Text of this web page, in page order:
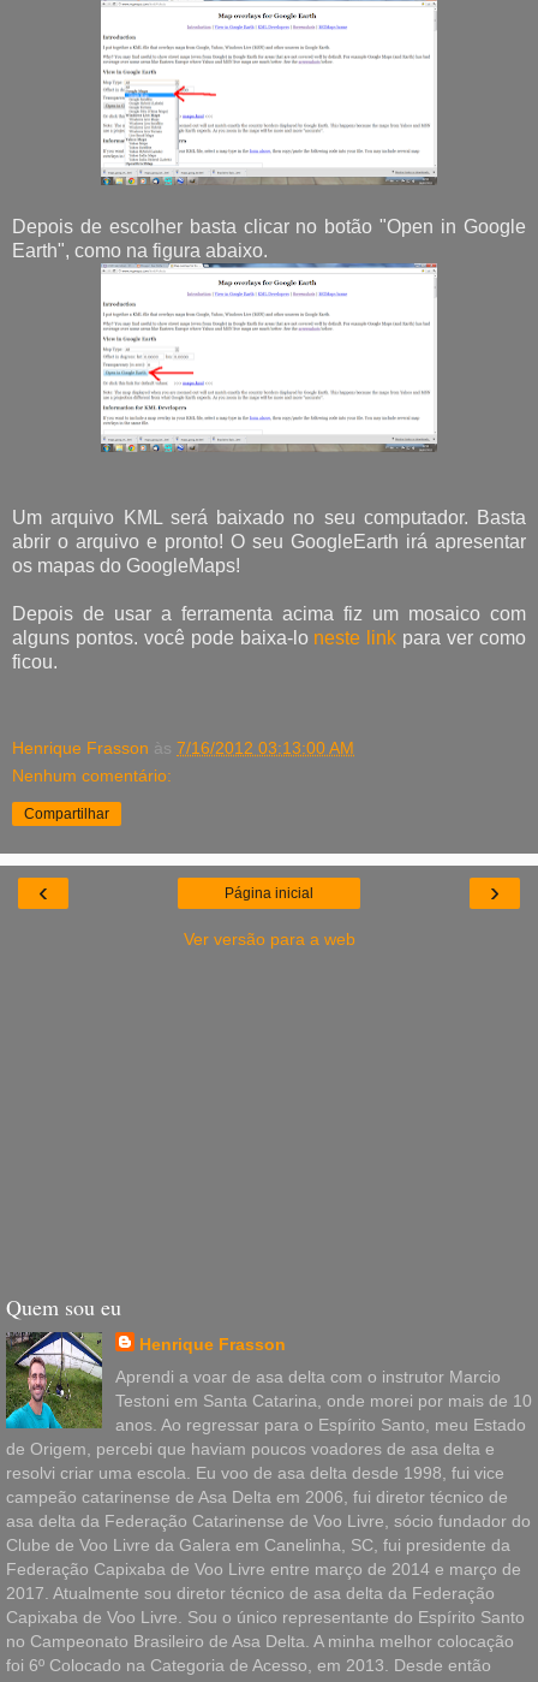
Depois de escolher basta clicar no botão "Open in Google
Earth", como na figura abaixo.
Um arquivo KML será baixado no seu computador. Basta
abrir o arquivo e pronto! O seu GoogleEarth irá apresentar
os mapas do GoogleMaps!
Depois de usar a ferramenta acima fiz um mosaico com
alguns pontos. você pode baixa-lo neste link para ver como
ficou.
Henrique Frasson às 7/16/2012 03:13:00 AM
Nenhum comentário:
Compartilhar
‹ ›
Página inicial
Ver versão para a web
Quem sou eu
Henrique Frasson
Aprendi a voar de asa delta com o instrutor Marcio
Testoni em Santa Catarina, onde morei por mais de 10
anos. Ao regressar para o Espírito Santo, meu Estado
de Origem, percebi que haviam poucos voadores de asa delta e
resolvi criar uma escola. Eu voo de asa delta desde 1998, fui vice
campeão catarinense de Asa Delta em 2006, fui diretor técnico de
asa delta da Federação Catarinense de Voo Livre, sócio fundador do
Clube de Voo Livre da Galera em Canelinha, SC, fui presidente da
Federação Capixaba de Voo Livre entre março de 2014 e março de
2017. Atualmente sou diretor técnico de asa delta da Federação
Capixaba de Voo Livre. Sou o único representante do Espírito Santo
no Campeonato Brasileiro de Asa Delta. A minha melhor colocação
foi 6º Colocado na Categoria de Acesso, em 2013. Desde então